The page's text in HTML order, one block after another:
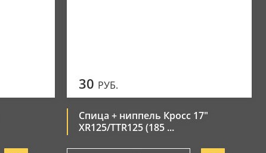
30 РУБ.
Спица + ниппель Кросс 17"
XR125/TTR125 (185 ...